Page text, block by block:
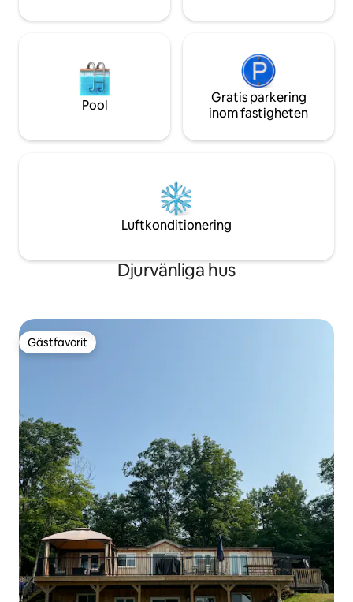
Pool
Gratis parkering
inom fastigheten
Luftkonditionering
Djurvänliga hus
Gästfavorit
Gästfavorit